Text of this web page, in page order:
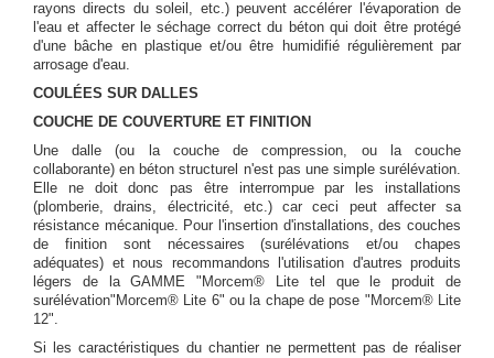
rayons directs du soleil, etc.) peuvent accélérer l'évaporation de
l'eau et affecter le séchage correct du béton qui doit être protégé
d'une bâche en plastique et/ou être humidifié régulièrement par
arrosage d'eau.
COULÉES SUR DALLES
COUCHE DE COUVERTURE ET FINITION
Une dalle (ou la couche de compression, ou la couche
collaborante) en béton structurel n'est pas une simple surélévation.
Elle ne doit donc pas être interrompue par les installations
(plomberie, drains, électricité, etc.) car ceci peut affecter sa
résistance mécanique. Pour l'insertion d'installations, des couches
de finition sont nécessaires (surélévations et/ou chapes
adéquates) et nous recommandons l'utilisation d'autres produits
légers de la GAMME "Morcem® Lite tel que le produit de
surélévation"Morcem® Lite 6" ou la chape de pose "Morcem® Lite
12".
Si les caractéristiques du chantier ne permettent pas de réaliser